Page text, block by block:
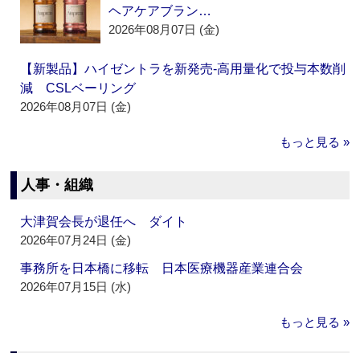
ヘアケアブラン…
2026年08月07日 (金)
【新製品】ハイゼントラを新発売‐高用量化で投与本数削
減 CSLベーリング
2026年08月07日 (金)
もっと見る »
人事・組織
大津賀会長が退任へ ダイト
2026年07月24日 (金)
事務所を日本橋に移転 日本医療機器産業連合会
2026年07月15日 (水)
もっと見る »